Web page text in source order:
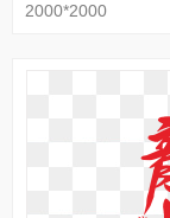
2000*2000